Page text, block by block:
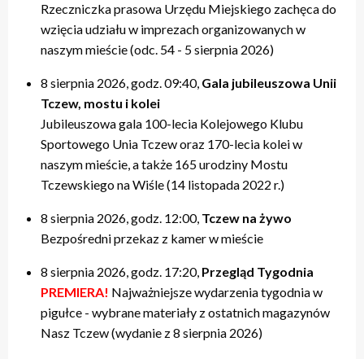
Rzeczniczka prasowa Urzędu Miejskiego zachęca do
wzięcia udziału w imprezach organizowanych w
naszym mieście (odc. 54 - 5 sierpnia 2026)
8 sierpnia 2026, godz. 09:40, Gala jubileuszowa Unii
Tczew, mostu i kolei
Jubileuszowa gala 100-lecia Kolejowego Klubu
Sportowego Unia Tczew oraz 170-lecia kolei w
naszym mieście, a także 165 urodziny Mostu
Tczewskiego na Wiśle (14 listopada 2022 r.)
8 sierpnia 2026, godz. 12:00, Tczew na żywo
Bezpośredni przekaz z kamer w mieście
8 sierpnia 2026, godz. 17:20, Przegląd Tygodnia
PREMIERA! Najważniejsze wydarzenia tygodnia w
pigułce - wybrane materiały z ostatnich magazynów
Nasz Tczew (wydanie z 8 sierpnia 2026)